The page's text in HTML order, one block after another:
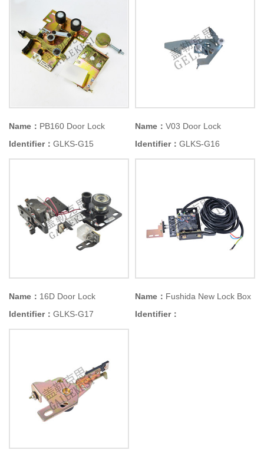
Name： PB160 Door Lock
Identifier： GLKS-G15
Name： V03 Door Lock
Identifier： GLKS-G16
Name： 16D Door Lock
Identifier： GLKS-G17
Name： Fushida New Lock Box
Identifier：